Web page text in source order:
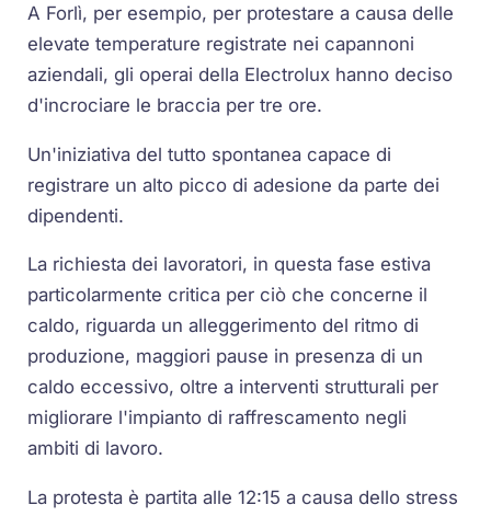
A Forlì, per esempio, per protestare a causa delle
elevate temperature registrate nei capannoni
aziendali, gli operai della Electrolux hanno deciso
d'incrociare le braccia per tre ore.
Un'iniziativa del tutto spontanea capace di
registrare un alto picco di adesione da parte dei
dipendenti.
La richiesta dei lavoratori, in questa fase estiva
particolarmente critica per ciò che concerne il
caldo, riguarda un alleggerimento del ritmo di
produzione, maggiori pause in presenza di un
caldo eccessivo, oltre a interventi strutturali per
migliorare l'impianto di raffrescamento negli
ambiti di lavoro.
La protesta è partita alle 12:15 a causa dello stress